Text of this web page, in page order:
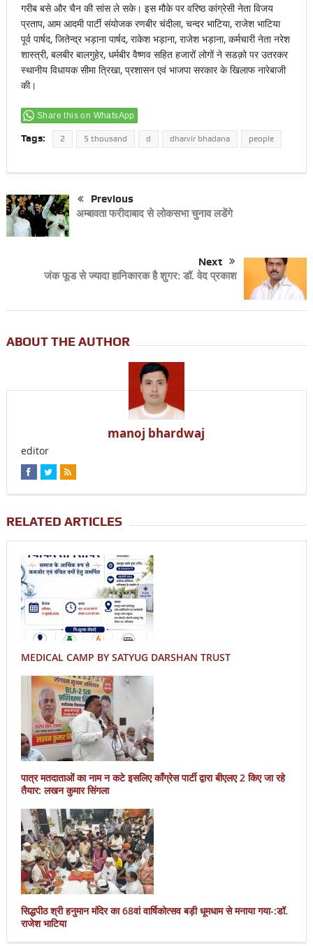
गरीब बसे और चैन की सांस ले सके। इस मौके पर वरिष्ठ कांग्रेसी नेता विजय
प्रताप, आम आदमी पार्टी संयोजक रणबीर चंदीला, चन्दर भाटिया, राजेश भाटिया
पूर्व पार्षद, जितेन्द्र भड़ाना पार्षद, राकेश भड़ाना, राजेश भड़ाना, कर्मचारी नेता नरेश
शास्त्री, बलबीर बालगुहेर, धर्मबीर वैष्णव सहित हजारों लोगों ने सडक़ो पर उतरकर
स्थानीय विधायक सीमा त्रिखा, प्रशासन एवं भाजपा सरकार के खिलाफ नारेबाजी
की।
Share this on WhatsApp
Tags: 2 5 thousand d dharvir bhadana people
Previous
अम्बावता फरीदाबाद से लोकसभा चुनाव लडेंगे
Next
जंक फूड से ज्यादा हानिकारक है शुगर: डॉ. वेद प्रकाश
ABOUT THE AUTHOR
manoj bhardwaj
editor
RELATED ARTICLES
MEDICAL CAMP BY SATYUG DARSHAN TRUST
पात्र मतदाताओं का नाम न कटे इसलिए काँग्रेस पार्टी द्वारा बीएलए 2 किए जा रहे
तैयार: लखन कुमार सिंगला
सिद्धपीठ श्री हनुमान मंदिर का 68वां वार्षिकोत्सव बड़ी धूमधाम से मनाया गया-:डॉ.
राजेश भाटिया